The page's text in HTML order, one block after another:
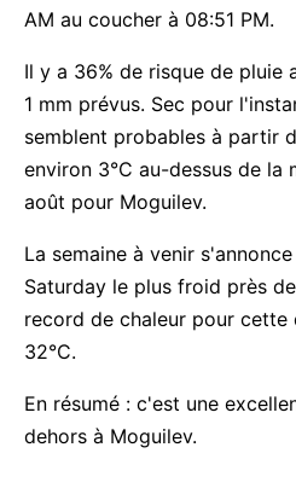
AM au coucher à 08:51 PM.
Il y a 36% de risque de pluie
1 mm prévus. Sec pour
semblent probables à partir
environ 3°C au-dessus de la
août pour Moguilev.
La semaine à venir
Saturday le plus froid près
record de chaleur pour
32°C.
En résumé : c'est une
dehors à Moguilev.